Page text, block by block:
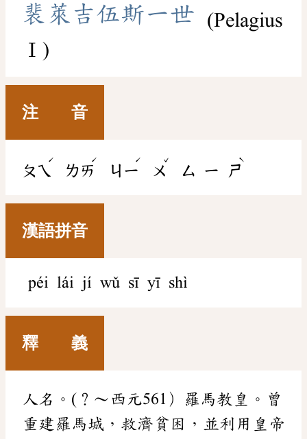
裴 萊 吉伍斯一世
(Pelagius
Ⅰ)
注 音
ㄆㄟ
ˊ
ㄌㄞ
ˊ
ㄐㄧ
ˊ
ㄨ
ˇ
ㄙ ㄧ ㄕ
ˋ
漢語拼音
péi lái jí wǔ sī yī shì
釋 義
人名。(？～西元561）羅馬教皇。曾
重建羅馬城，救濟貧困，並利用皇帝